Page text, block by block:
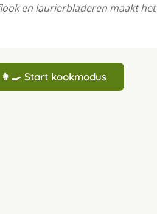
en laurierbladeren maakt
👩‍🍳 Start kookmodus